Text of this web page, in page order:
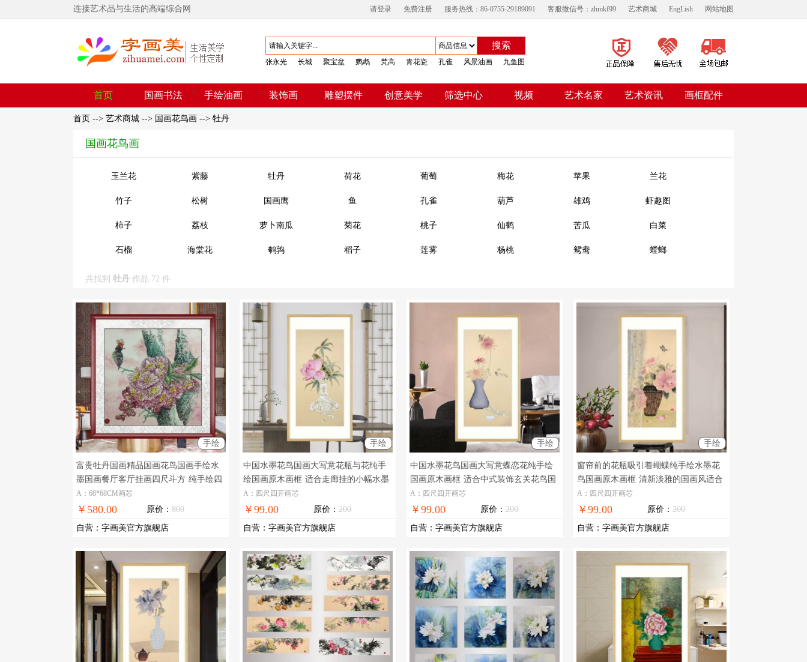
连接艺术品与生活的高端综合网 请登录 免费注册 服务热线：86-0755-29189091 客服微信号：zhmkf99 艺术商城 EngLish 网站地图
搜索
张永光 长城 聚宝盆 鹦鹉 梵高 青花瓷 孔雀 风景油画 九鱼图
首页 国画书法 手绘油画 装饰画 雕塑摆件 创意美学 筛选中心 视频 艺术名家 艺术资讯 画框配件
首页 --> 艺术商城 --> 国画花鸟画 --> 牡丹
国画花鸟画
玉兰花 紫藤 牡丹 荷花 葡萄 梅花 苹果 兰花
竹子 松树 国画鹰 鱼 孔雀 葫芦 雄鸡 虾趣图
柿子 荔枝 萝卜南瓜 菊花 桃子 仙鹤 苦瓜 白菜
石榴 海棠花 鹌鹑 稻子 莲雾 杨桃 鸳鸯 螳螂
共找到 牡丹 作品 72 件
手绘
富贵牡丹国画精品国画花鸟国画手绘水
墨国画餐厅客厅挂画四尺斗方 纯手绘四
尺斗方花鸟画
A：68*68CM画芯
￥580.00 原价： 800
自营 ： 字画美官方旗舰店
手绘
中国水墨花鸟国画大写意花瓶与花纯手
绘国画原木画框 适合走廊挂的小幅水墨
花鸟国画
A：四尺四开画芯
￥99.00 原价： 200
自营 ： 字画美官方旗舰店
手绘
中国水墨花鸟国画大写意蝶恋花纯手绘
国画原木画框 适合中式装饰玄关花鸟国
画
A：四尺四开画芯
￥99.00 原价： 200
自营 ： 字画美官方旗舰店
手绘
窗帘前的花瓶吸引着蝴蝶纯手绘水墨花
鸟国画原木画框 清新淡雅的国画风适合
卧室的花鸟水墨国画
A：四尺四开画芯
￥99.00 原价： 200
自营 ： 字画美官方旗舰店